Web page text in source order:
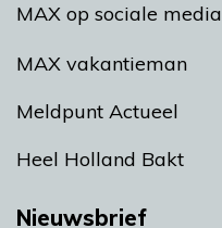
MAX op sociale media
MAX vakantieman
Meldpunt Actueel
Heel Holland Bakt
Nieuwsbrief